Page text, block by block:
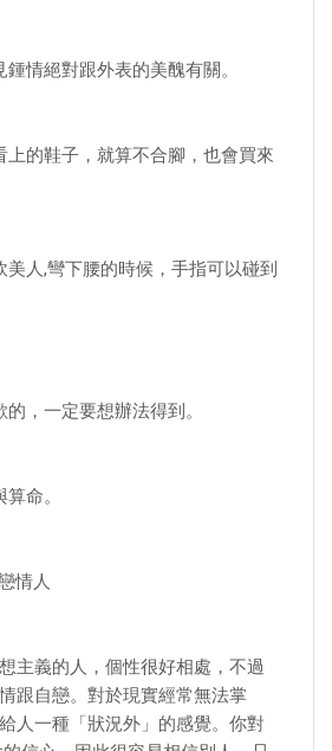
情絕對跟外表的美醜有關。
的鞋子，就算不合腳，也會買來
人,彎下腰的時候，手指可以碰到
，一定要想辦法得到。
命。
情人
義的人，個性很好相處，不過
跟自戀。對於現實經常無法掌
人一種「狀況外」的感覺。你對